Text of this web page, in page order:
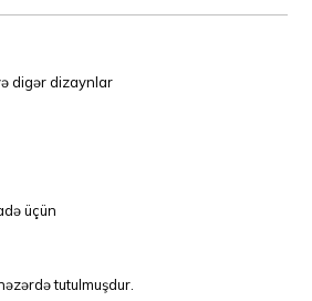
digər dizaynlar
üçün
tutulmuşdur.